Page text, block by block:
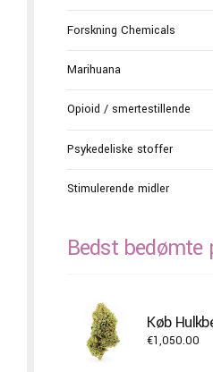
Forskning Chemicals
Marihuana
Opioid / smertestillende
Psykedeliske stoffer
Stimulerende midler
Bedst bedømte
Køb
€1,050.00